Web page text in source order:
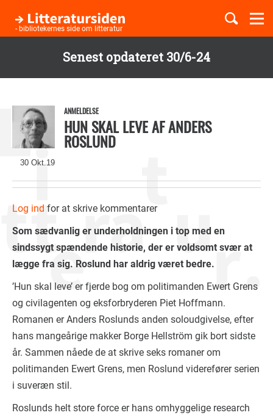
Senest opdateret 30/6-24
hovedindhold
- bibliotekernes side om litteratur
Børnebøger
30 Okt.19
ANMELDELSE
HUN SKAL LEVE AF ANDERS
ROSLUND
Log ind for at skrive kommentarer
Som sædvanlig er underholdningen i top med en
sindssygt spændende historie, der er voldsomt svær at
lægge fra sig. Roslund har aldrig været bedre.
’Hun skal leve’ er fjerde bog om politimanden Ewert Grens
og civilagenten og eksforbryderen Piet Hoffmann.
Romanen er Anders Roslunds anden soloudgivelse, efter
hans mangeårige makker Borge Hellström gik bort sidste
år. Sammen nåede de at skrive seks romaner om
politimanden Ewert Grens, men Roslund viderefører serien
i suveræn stil.
Roslunds helt store force er hans omhyggelige research